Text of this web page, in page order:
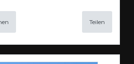
Teilen